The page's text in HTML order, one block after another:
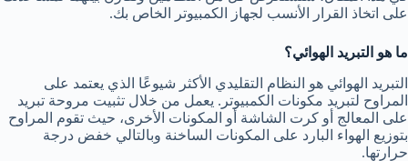
على اتخاذ القرار الأنسب لجهاز الكمبيوتر الخاص بك.
ما هو التبريد الهوائي؟
التبريد الهوائي هو النظام التقليدي الأكثر شيوعًا الذي يعتمد على
المراوح لتبريد مكونات الكمبيوتر. يعمل من خلال تثبيت مروحة تبريد
على المعالج أو كرت الشاشة أو المكونات الأخرى، حيث تقوم المراوح
بتوزيع الهواء البارد على المكونات الساخنة وبالتالي خفض درجة
حرارتها.